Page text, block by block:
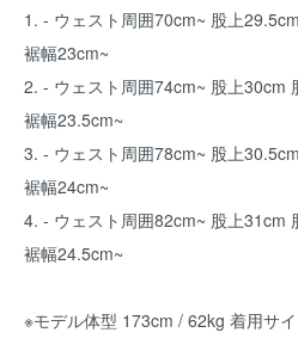
1. - ウェスト周囲70cm~ 股上
裾幅23cm~
2. - ウェスト周囲74cm~ 股上30cm
裾幅23.5cm~
3. - ウェスト周囲78cm~ 股上
裾幅24cm~
4. - ウェスト周囲82cm~ 股上31cm
裾幅24.5cm~
※モデル体型 173cm / 62kg 着用サイ